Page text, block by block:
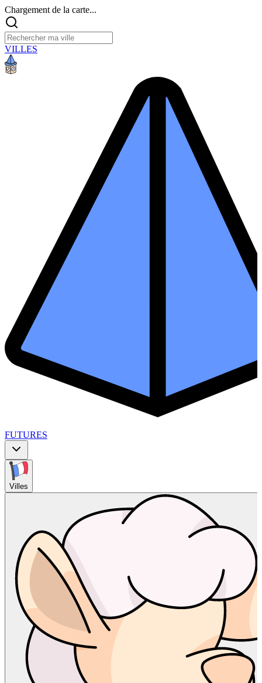
Chargement de la carte...
VILLES
FUTURES
Villes